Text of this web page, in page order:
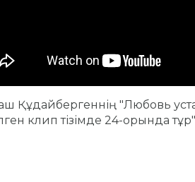
Құдайбергеннің "Любовь
клип тізімде 24-орында